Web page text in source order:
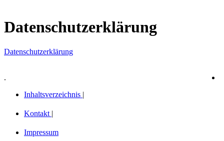
Datenschutzerklärung
Datenschutzerklärung
.
Inhaltsverzeichnis |
Kontakt |
Impressum